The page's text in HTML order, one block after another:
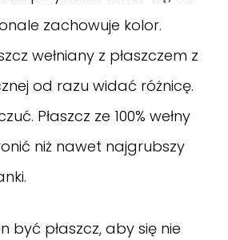
zachowuje kolor.
wełniany z płaszczem z
od razu widać różnicę.
Płaszcz ze 100% wełny
niż nawet najgrubszy
być płaszcz, aby się nie